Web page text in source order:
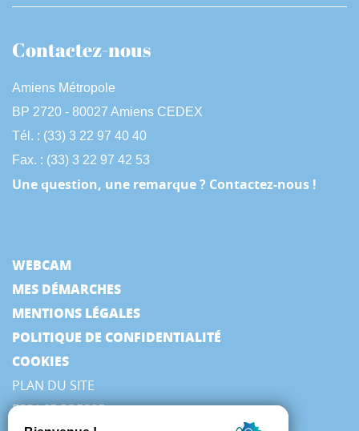
Contactez-nous
Amiens Métropole
BP 2720 - 80027 Amiens CEDEX
Tél. : (33) 3 22 97 40 40
Fax. : (33) 3 22 97 42 53
Une question, une remarque ? Contactez-nous !
WEBCAM
MES DÉMARCHES
MENTIONS LÉGALES
POLITIQUE DE CONFIDENTIALITÉ
COOKIES
PLAN DU SITE
ESPACE PRESSE